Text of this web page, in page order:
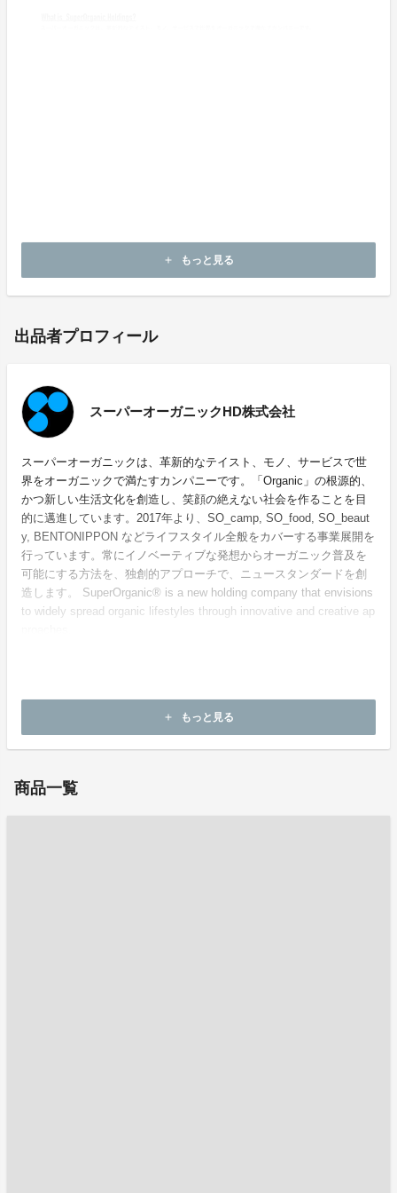
add もっと見る
出品者プロフィール
スーパーオーガニックHD株式会社
スーパーオーガニックは、革新的なテイスト、モノ、サービスで世
界をオーガニックで満たすカンパニーです。「Organic」の根源的、
かつ新しい生活文化を創造し、笑顔の絶えない社会を作ることを目
的に邁進しています。2017年より、SO_camp, SO_food, SO_beaut
y, BENTONIPPON などライフスタイル全般をカバーする事業展開を
行っています。常にイノベーティブな発想からオーガニック普及を
可能にする方法を、独創的アプローチで、ニュースタンダードを創
造します。 SuperOrganic® is a new holding company that envisions
to widely spread organic lifestyles through innovative and creative ap
add もっと見る
商品一覧